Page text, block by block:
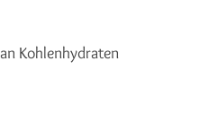
Kohlenhydraten